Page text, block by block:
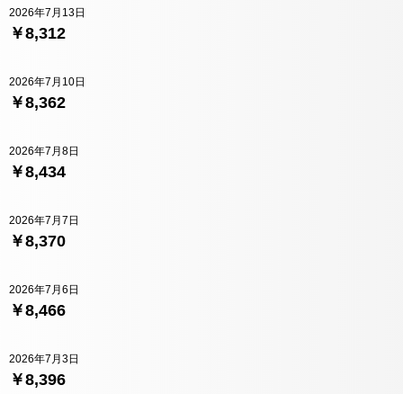
￥8,312
2026年7月13日
￥8,362
2026年7月10日
￥8,434
2026年7月8日
￥8,370
2026年7月7日
￥8,466
2026年7月6日
￥8,396
2026年7月3日